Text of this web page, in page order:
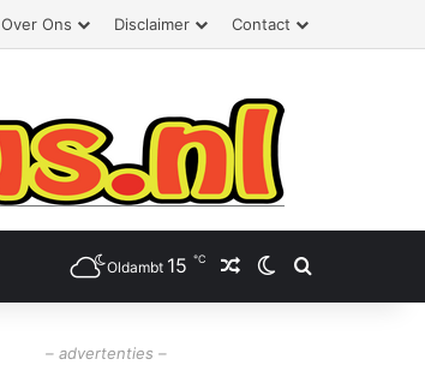
Over Ons Disclaimer Contact
Oldambt 15 ℃ Willekeurig artikel
Switch skin
Zoeken
–